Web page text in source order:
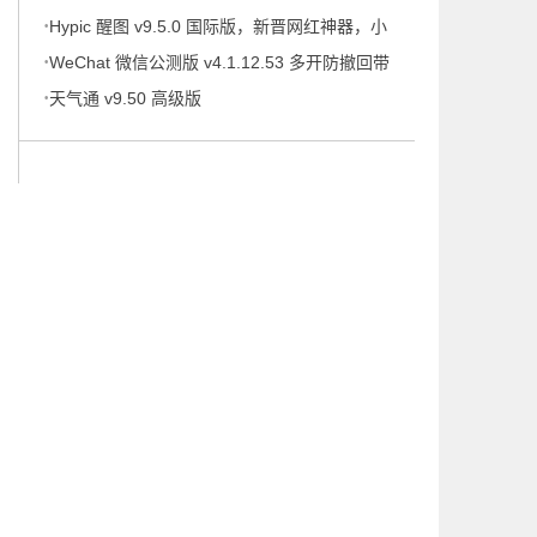
携版
·Hypic 醒图 v9.5.0 国际版，新晋网红神器，小
仙女修图！必！备！
·WeChat 微信公测版 v4.1.12.53 多开防撤回带
提示绿色版
·天气通 v9.50 高级版